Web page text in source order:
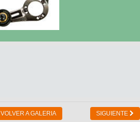
VOLVER A GALERIA SIGUIENTE